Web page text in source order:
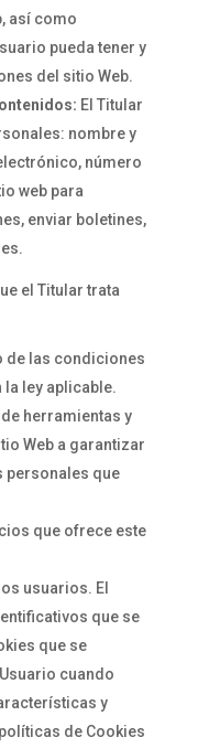
así como
pueda tener y
del sitio Web.
El Titular
nombre y
número
web para
enviar boletines,
el Titular trata
de las condiciones
la ley aplicable.
herramientas y
Web a garantizar
personales que
que ofrece este
usuarios. El
que se
que se
cuando
y
de Cookies